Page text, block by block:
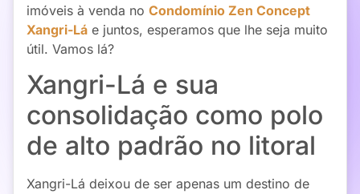
imóveis à venda no Condomínio Zen Concept
Xangri-Lá e juntos, esperamos que lhe seja muito
útil. Vamos lá?
Xangri-Lá e sua
consolidação como polo
de alto padrão no litoral
Xangri-Lá deixou de ser apenas um destino de